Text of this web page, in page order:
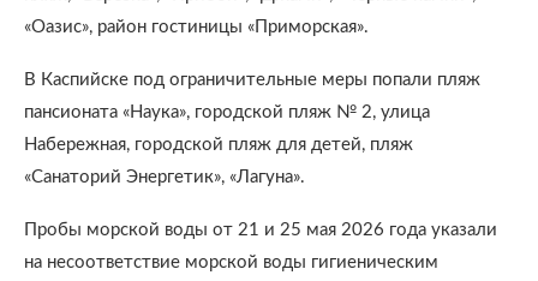
«Оазис», район гостиницы «Приморская».
В Каспийске под ограничительные меры попали пляж
пансионата «Наука», городской пляж № 2, улица
Набережная, городской пляж для детей, пляж
«Санаторий Энергетик», «Лагуна».
Пробы морской воды от 21 и 25 мая 2026 года указали
на несоответствие морской воды гигиеническим